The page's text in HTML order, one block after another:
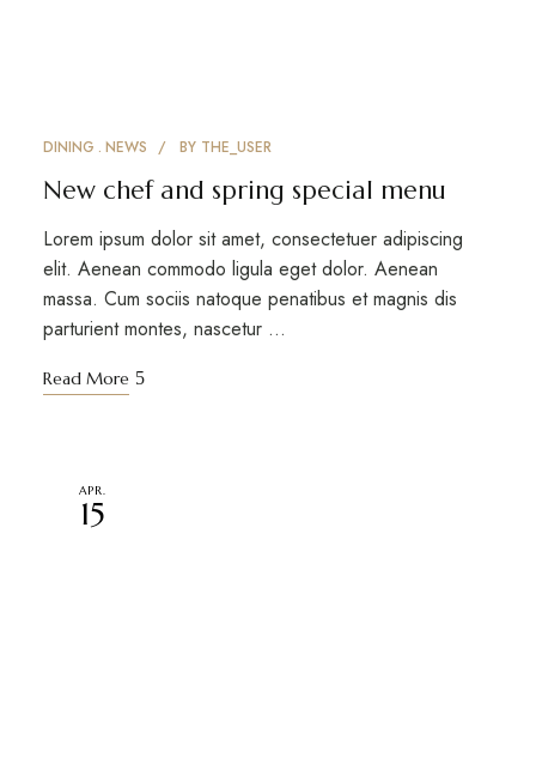
DINING NEWS BY THE_USER
New chef and spring special menu
Lorem ipsum dolor sit amet, consectetuer adipiscing
elit. Aenean commodo ligula eget dolor. Aenean
massa. Cum sociis natoque penatibus et magnis dis
parturient montes, nascetur …
Read More
APR.
15